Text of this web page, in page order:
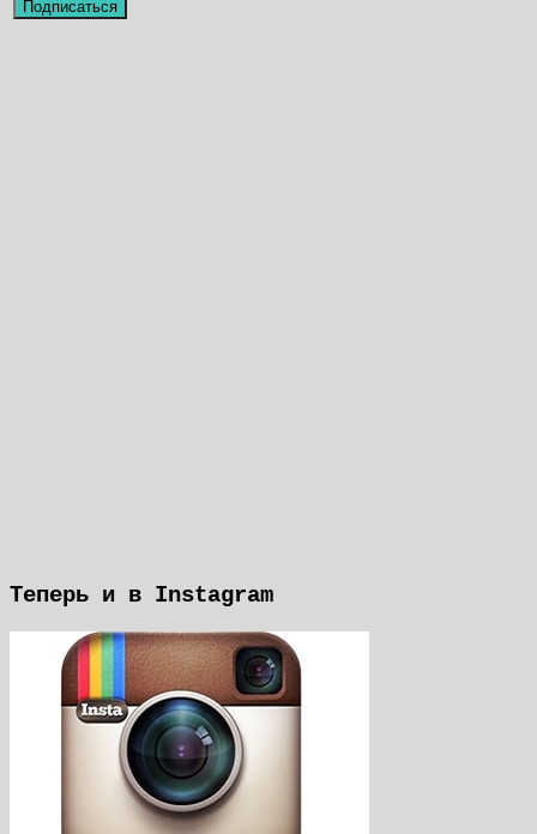
Теперь и в Instagram